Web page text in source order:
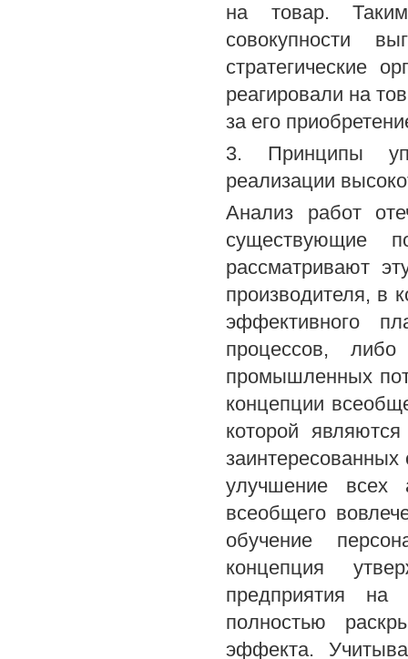
на товар. Таким
совокупности
стратегические
реагировали на
за его
3. Принципы
реализации
Анализ работ
существующие
рассматривают
производителя, в
эффективного
процессов,
промышленных
концепции
которой
улучшение всех
всеобщего
обучение
концепция
предприятия на
полностью
эффекта.